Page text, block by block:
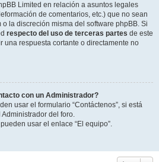
Limited en relación a asuntos legales
de comentarios, etc.) que no sean
la discreción misma del software phpBB. Si
respecto del uso de terceras partes de este
una respuesta cortante o directamente no
con un Administrador?
usar el formulario “Contáctenos”, si está
del foro.
usar el enlace “El equipo”.